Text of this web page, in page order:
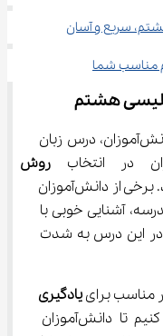
سریع و آسان
مناسب شما
یکی از دروس چالش برانگیز برای دانش‌آموزان، درس زبان
روش
دچار مشکل هستند. برخی از دانش‌آموزان
مدرسه، آشنایی خوبی با
در این درس به شدت
یادگیری
را بیان کنیم تا دانش‌آموزان